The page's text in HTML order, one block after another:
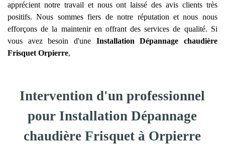
apprécient notre travail et nous ont laissé des avis clients très
positifs. Nous sommes fiers de notre réputation et nous nous
efforçons de la maintenir en offrant des services de qualité. Si
vous avez besoin d'une Installation Dépannage chaudière
Frisquet Orpierre,
Intervention d'un professionnel
pour Installation Dépannage
chaudière Frisquet à Orpierre